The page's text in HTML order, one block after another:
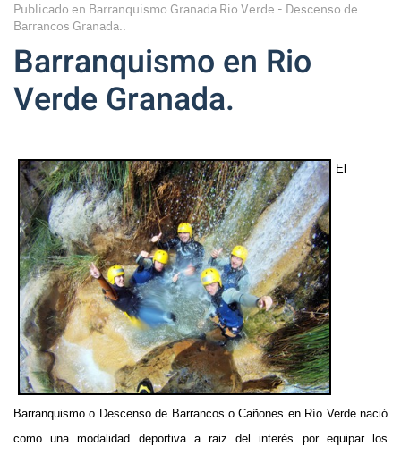
Publicado en Barranquismo Granada Rio Verde - Descenso de
Barrancos Granada..
Barranquismo en Rio
Verde Granada.
El
Barranquismo o Descenso de Barrancos o Cañones en Río Verde nació
como una modalidad deportiva a raiz del interés por equipar los